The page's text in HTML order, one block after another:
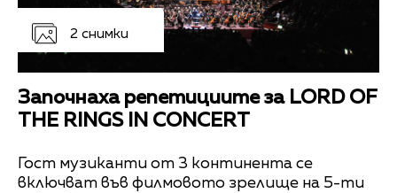
2 снимки
Започнаха репетициите за LORD OF
THE RINGS IN CONCERT
Гост музиканти от 3 континента се
включват във филмовото зрелище на 5-ти